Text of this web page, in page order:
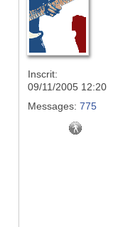
Inscrit:
09/11/2005 12:20
Messages: 775